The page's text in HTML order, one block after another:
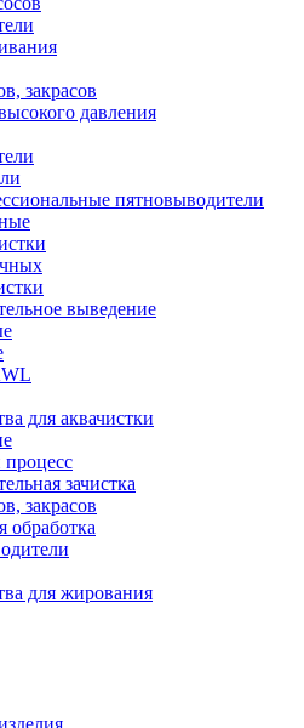
закрасов
давления
пятновыводители
выведение
для аквачистки
зачистка
закрасов
для жирования